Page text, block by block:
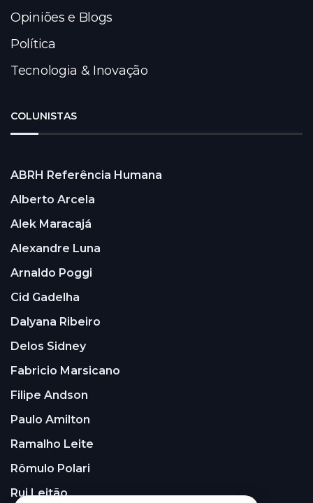
Opiniões e Blogs
Política
Tecnologia & Inovação
COLUNISTAS
ABRH Referência Humana
Alberto Arcela
Alek Maracajá
Alexandre Luna
Arnaldo Poggi
Cid Gadelha
Dalyana Ribeiro
Delos Sidney
Fabricio Marsicano
Filipe Andson
Paulo Amilton
Ramalho Leite
Rômulo Polari
Rui Leitão